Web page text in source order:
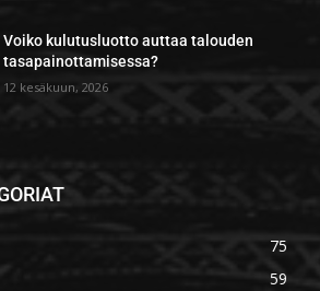
Voiko kulutusluotto auttaa talouden
tasapainottamisessa?
12 kesäkuun, 2026
75
59